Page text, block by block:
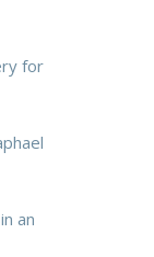
for
an